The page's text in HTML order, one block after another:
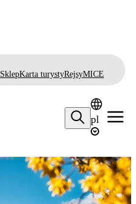
SklepKarta turystyRejsyMICE
pl